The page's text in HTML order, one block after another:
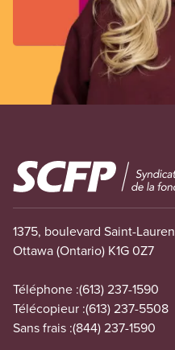
Image
1375, boulevard Saint-
Ottawa (Ontario) K1G 0Z7
Téléphone :(613) 237-1590
Télécopieur :(613) 237-5508
Sans frais :(844) 237-1590